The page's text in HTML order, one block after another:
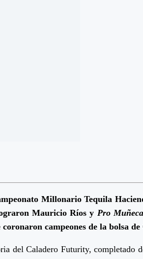
Millonario Tequila
Mauricio Ríos y Pro Muñeca
campeones de la bolsa
del Caladero Futurity, completado